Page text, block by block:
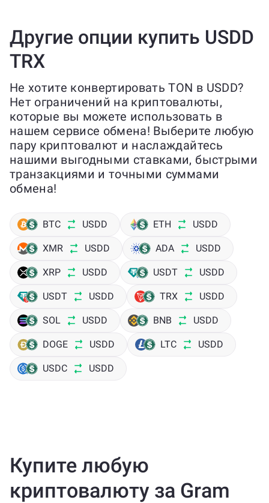
Другие опции купить USDD
TRX
Не хотите конвертировать TON в USDD?
Нет ограничений на криптовалюты,
которые вы можете использовать в
нашем сервисе обмена! Выберите любую
пару криптовалют и наслаждайтесь
нашими выгодными ставками, быстрыми
транзакциями и точными суммами
обмена!
BTC USDD ETH USDD
XMR USDD ADA USDD
XRP USDD USDT USDD
USDT USDD TRX USDD
SOL USDD BNB USDD
DOGE USDD LTC USDD
USDC USDD
Купите любую
криптовалюту за Gram